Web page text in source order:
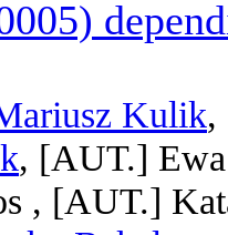
Kulik
, [AUT.]
, [AUT.]